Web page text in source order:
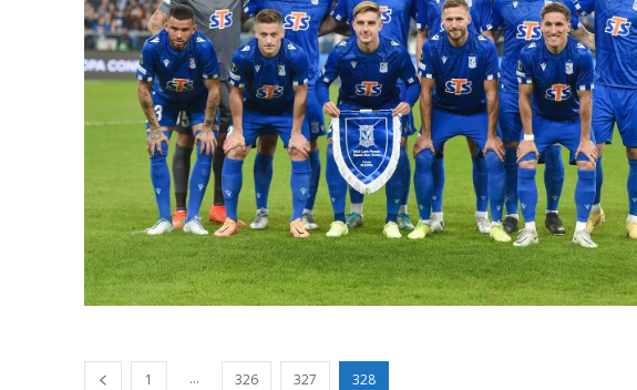
1 ... 326 327 328